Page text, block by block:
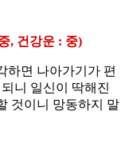
, 건강운 : 중)
하면 나아가기가 편
니 일신이 딱해진
것이니 망동하지 말